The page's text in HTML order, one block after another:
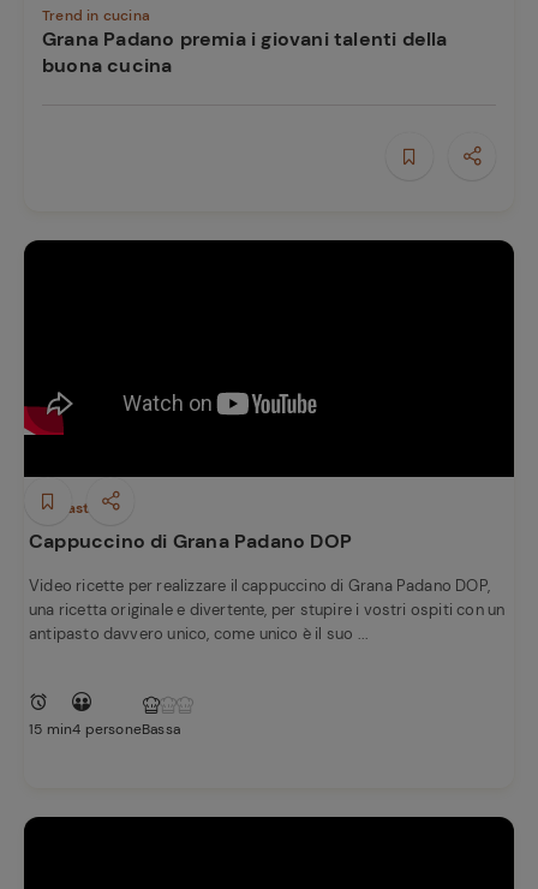
Trend in cucina
Grana Padano premia i giovani talenti della
buona cucina
Antipasti
Cappuccino di Grana Padano DOP
Video ricette per realizzare il cappuccino di Grana Padano DOP,
una ricetta originale e divertente, per stupire i vostri ospiti con un
antipasto davvero unico, come unico è il suo ...
15 min4 personeBassa